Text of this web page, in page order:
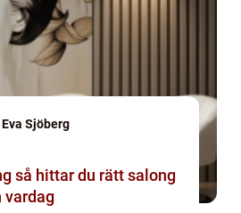
Eva Sjöberg
vardag